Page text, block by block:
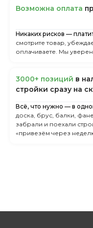
Boзмoжнa oплaтa
Никаких рисков —
смотрите товар,
оплачиваете. Мы
3000+ пoзиций в
cтpoйки cpaзу нa
Всё, что нужно — в
доска, брус, балки,
забрали и поехали
«привезём через